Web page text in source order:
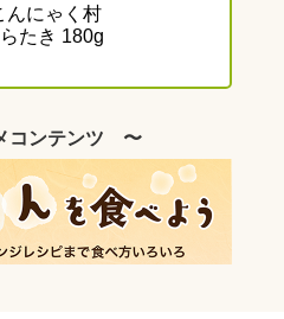
んにゃく村
たき 180g
コンテンツ 〜